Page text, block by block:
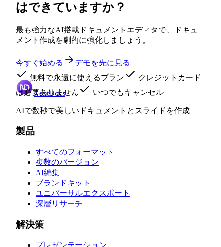
はできていますか？
最も強力なAI搭載ドキュメントエディタで、ドキュ
メント作成を劇的に強化しましょう。
今すぐ始める
デモを先に見る
無料で永遠に使えるプラン
クレジットカード
は必要ありません
いつでもキャンセル
NextDocs
AIで数秒で美しいドキュメントとスライドを作成
製品
すべてのフォーマット
複数のバージョン
AI編集
ブランドキット
ユニバーサルエクスポート
深層リサーチ
解決策
プレゼンテーション